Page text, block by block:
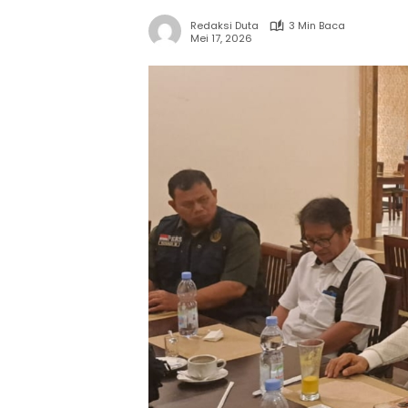
Redaksi Duta
3 Min Baca
Mei 17, 2026